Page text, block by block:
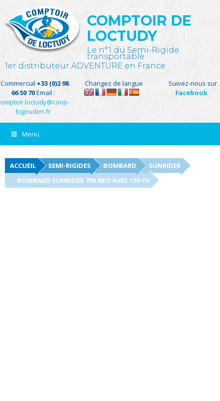
COMPTOIR DE
LOCTUDY
Le n°1 du Semi-Rigide
transportable
1er distributeur ADVENTURE en France
+33 (0)2 98
66 50 70Email :
bigouden.fr
Changez de langue
Suivez-nous sur
Facebook
Menu
ACCUEIL SEMI-RIGIDES BOMBARD
SUNRIDER
BOMBARD SUNRIDER 700 NEO AVEC 150 CV